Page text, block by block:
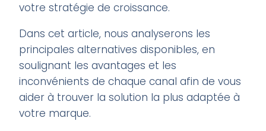
votre stratégie de croissance.
Dans cet article, nous analyserons les
principales alternatives disponibles, en
soulignant les avantages et les
inconvénients de chaque canal afin de vous
aider à trouver la solution la plus adaptée à
votre marque.